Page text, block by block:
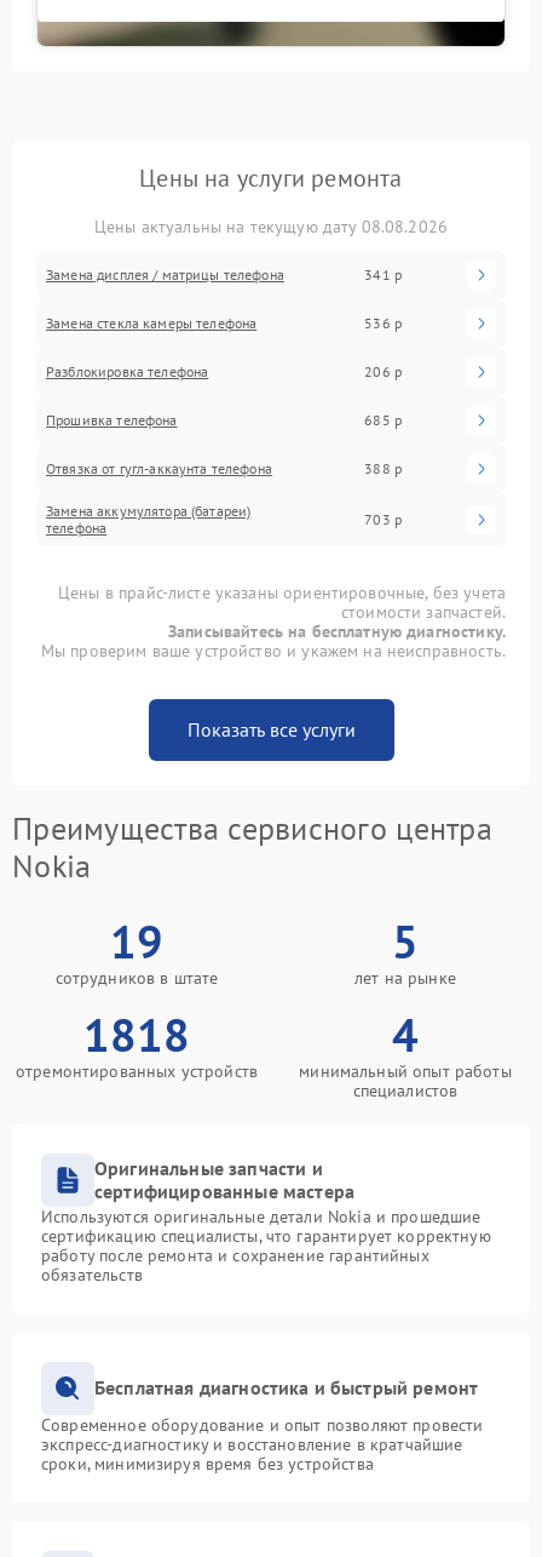
Цены на услуги ремонта
Цены актуальны на текущую дату 08.08.2026
Замена дисплея / матрицы телефона 341 р
Замена стекла камеры телефона 536 р
Разблокировка телефона 206 р
Прошивка телефона 685 р
Отвязка от гугл-аккаунта телефона 388 р
Замена аккумулятора (батареи)
телефона
703 р
Цены в прайс-листе указаны ориентировочные, без учета
стоимости запчастей.
Записывайтесь на бесплатную диагностику.
Мы проверим ваше устройство и укажем на неисправность.
Показать все услуги
Преимущества сервисного центра
Nokia
19
сотрудников в штате
5
лет на рынке
1818
отремонтированных устройств
4
минимальный опыт работы
специалистов
Оригинальные запчасти и
сертифицированные мастера
Используются оригинальные детали Nokia и прошедшие
сертификацию специалисты, что гарантирует корректную
работу после ремонта и сохранение гарантийных
обязательств
Бесплатная диагностика и быстрый ремонт
Современное оборудование и опыт позволяют провести
экспресс-диагностику и восстановление в кратчайшие
сроки, минимизируя время без устройства